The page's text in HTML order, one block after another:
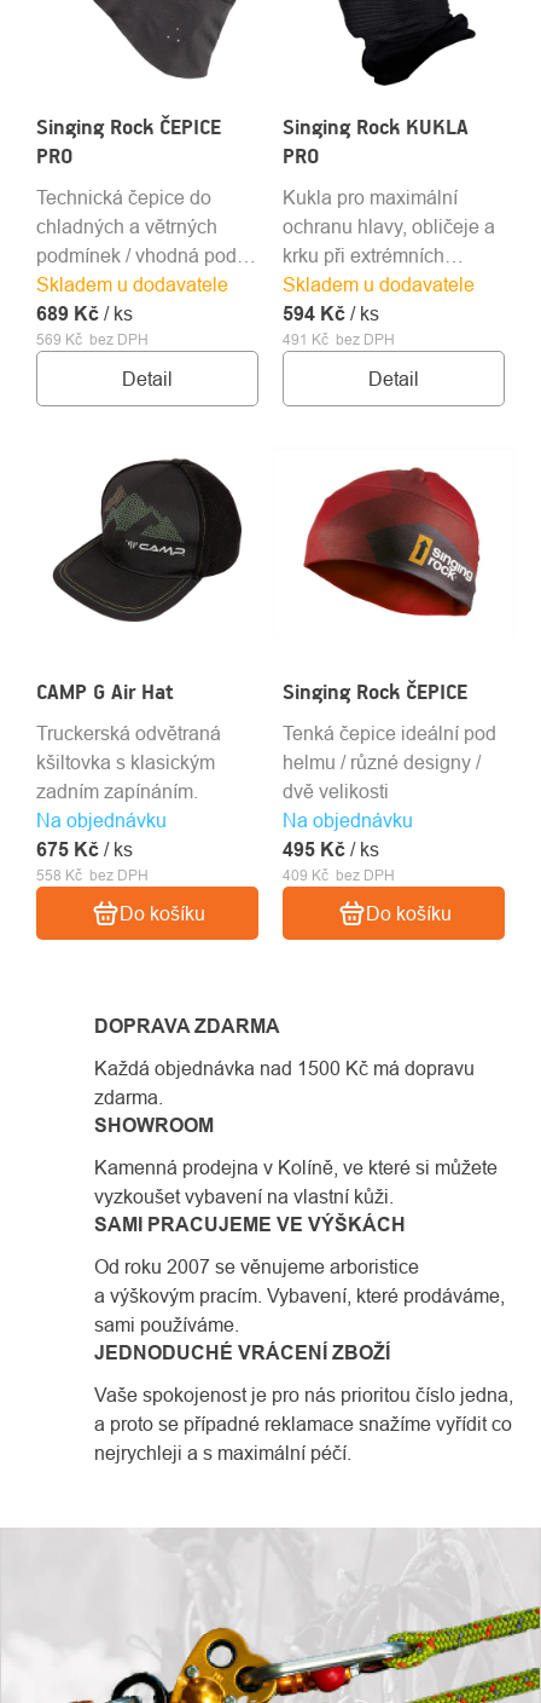
Singing Rock ČEPICE
PRO
Skladem u dodavatele
569 Kč bez DPH
689 Kč / ks
Detail
Technická čepice do
chladných a větrných
podmínek / vhodná pod
přilbu / ve dvou
velikostech
Singing Rock KUKLA
PRO
Skladem u dodavatele
491 Kč bez DPH
594 Kč / ks
Detail
Kukla pro maximální
ochranu hlavy, obličeje a
krku při extrémních
podmínkách
CAMP G Air Hat
Na objednávku
558 Kč bez DPH
675 Kč / ks
Do košíku
Truckerská odvětraná
kšiltovka s klasickým
zadním zapínáním.
Singing Rock ČEPICE
Na objednávku
409 Kč bez DPH
495 Kč / ks
Do košíku
Tenká čepice ideální pod
helmu / různé designy /
dvě velikosti
DOPRAVA ZDARMA
Každá objednávka nad 1500 Kč má dopravu
zdarma.
SHOWROOM
Kamenná prodejna v Kolíně, ve které si můžete
vyzkoušet vybavení na vlastní kůži.
SAMI PRACUJEME VE VÝŠKÁCH
Od roku 2007 se věnujeme arboristice
a výškovým pracím. Vybavení, které prodáváme,
sami používáme.
JEDNODUCHÉ VRÁCENÍ ZBOŽÍ
Vaše spokojenost je pro nás prioritou číslo jedna,
a proto se případné reklamace snažíme vyřídit co
nejrychleji a s maximální péčí.